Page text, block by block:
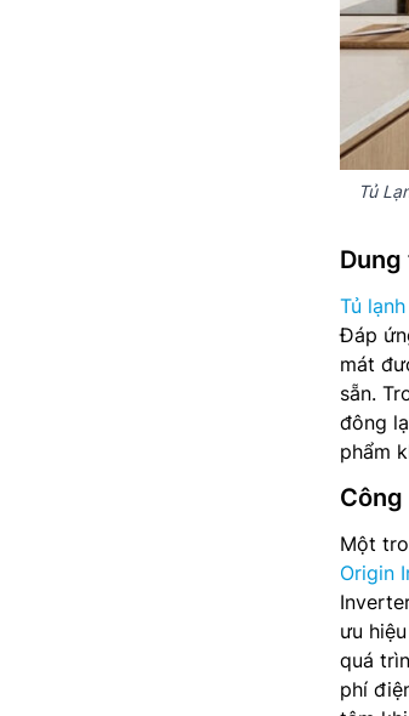
Tủ
Tủ
Đáp
mát
sẵn.
đông
phẩm
Một
Origin
ưu
quá
phí